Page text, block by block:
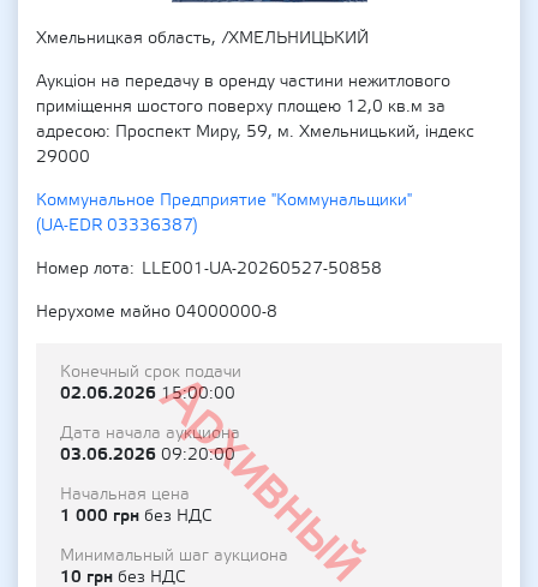
Хмельницкая область, /ХМЕЛЬНИЦЬКИЙ
Аукціон на передачу в оренду частини нежитлового
приміщення шостого поверху площею 12,0 кв.м за
адресою: Проспект Миру, 59, м. Хмельницький, індекс
29000
Коммунальное Предприятие "Коммунальщики"
(UA-EDR 03336387)
Номер лота
LLE001-UA-20260527-50858
Нерухоме майно 04000000-8
Архивный
Конечный срок подачи
02.06.202615:00:00
Дата начала аукциона
03.06.2026 09:20:00
Начальная цена
1 000 грн без НДС
Минимальный шаг аукциона
10 грн без НДС